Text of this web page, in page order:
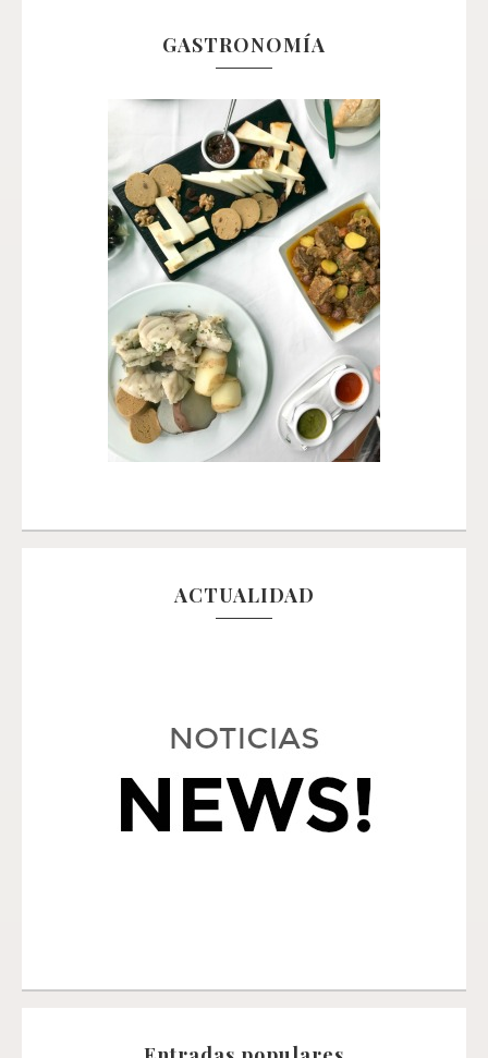
GASTRONOMÍA
ACTUALIDAD